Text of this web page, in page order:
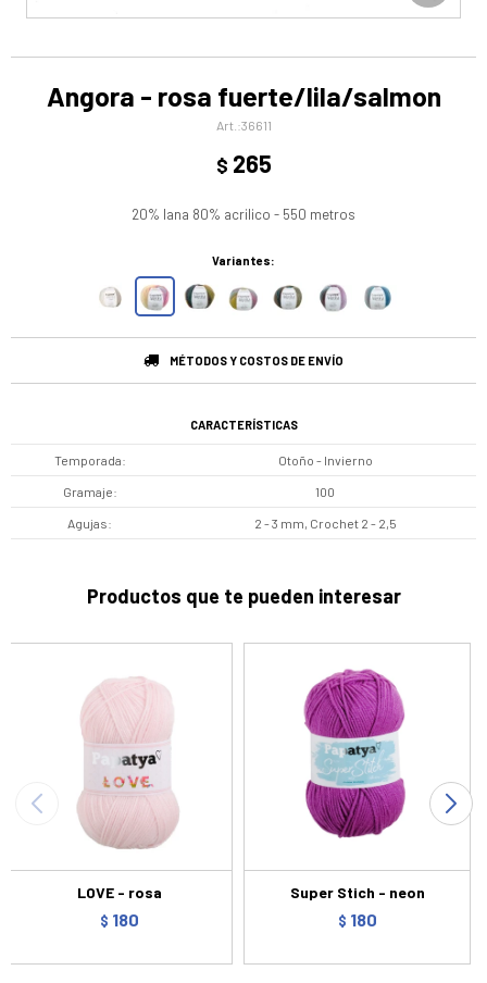
Angora - rosa fuerte/lila/salmon
36611
$ 265
20% lana 80% acrilico - 550 metros
Variantes:
MÉTODOS Y COSTOS DE ENVÍO
CARACTERÍSTICAS
Temporada Otoño - Invierno
Gramaje 100
Agujas 2 - 3 mm, Crochet 2 - 2,5
Productos que te pueden interesar
LOVE - rosa
$ 180
Super Stich - neon
$ 180